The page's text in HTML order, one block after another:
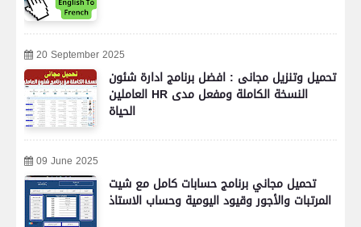
20 September 2025
تحميل وتنزيل مجانى : افضل برنامج ادارة شئون
العاملين HR النسخة الكاملة ومفعل مدى
الحياة
09 June 2025
تحميل مجاني برنامج حسابات كامل مع شيت
المرتبات والأجور وقيود اليومية وحساب الاستاذ